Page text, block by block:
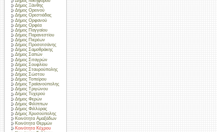
Δήμος Ξάνθης
Δήμος Ορεινού
Δήμος Ορεστιάδας
Δήμος Ορφανού
Δήμος Ορφέα
Δήμος Παγγαίου
Δήμος Παρανεστίου
Δήμος Πιερέων
Δήμος Προσοτσάνης
Δήμος Σαμοθράκης
Δήμος Σαπών
Δήμος Σιταγρών
Δήμος Σουφλίου
Δήμος Σταυρούπολης
Δήμος Σώστου
Δήμος Τοπείρου
Δήμος Τραϊανούπολης
Δήμος Τριγώνου
Δήμος Τυχερού
Δήμος Φερών
Δήμος Φιλίππων
Δήμος Φιλλύρας
Δήμος Χρυσούπολης
Κοινότητα Αμαξάδων
Κοινότητα Θερμών
Κοινότητα Κέχρου